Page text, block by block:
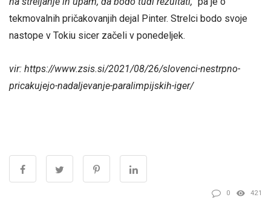
tekmovalnih pričakovanjih dejal Pinter. Strelci bodo svoje
nastope v Tokiu sicer začeli v ponedeljek.
vir: https://www.zsis.si/2021/08/26/slovenci-nestrpno-
pricakujejo-nadaljevanje-paralimpijskih-iger/
0 421